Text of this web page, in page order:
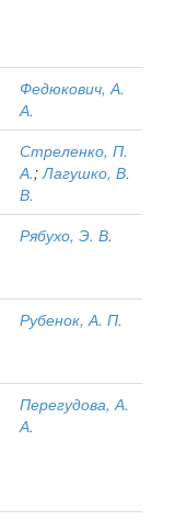
Федюкович, А.
А.
Стреленко, П.
А.;Лагушко, В.
В.
Рябухо, Э. В.
Рубенок, А. П.
Перегудова, А.
А.